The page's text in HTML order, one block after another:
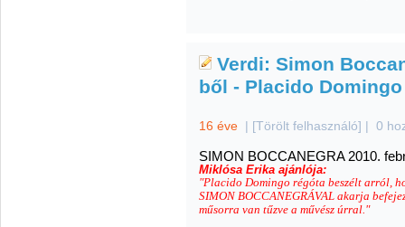
Verdi: Simon
ből - Placido
16 éve | [Törölt felhasználó] | 0
SIMON BOCCANEGRA 2010.
Miklósa Erika ajánlója:
"Placido Domingo régóta beszélt arról,
SIMON BOCCANEGRÁVAL akarja
műsorra van tűzve a művész úrral."